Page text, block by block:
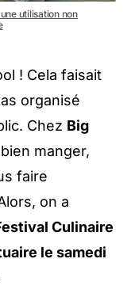
utilisation non
! Cela faisait
organisé
Chez Big
manger,
faire
on a
Culinaire
le samedi